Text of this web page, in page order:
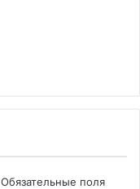
Обязательные поля